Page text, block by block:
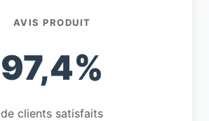
AVIS PRODUIT
97,4%
de clients satisfaits